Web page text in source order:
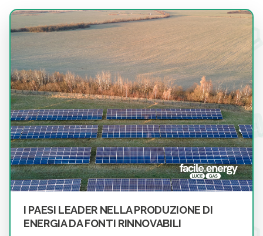
I PAESI LEADER NELLA PRODUZIONE DI
ENERGIA DA FONTI RINNOVABILI